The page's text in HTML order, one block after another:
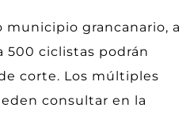
municipio grancanario, a
500 ciclistas podrán
corte. Los múltiples
consultar en la